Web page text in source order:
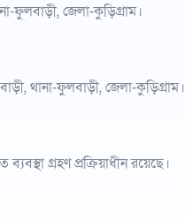
ফুলবাড়ী, জেলা-কুড়িগ্রাম।
থানা-ফুলবাড়ী, জেলা-কুড়িগ্রাম।
গ্রহণ প্রক্রিয়াধীন রয়েছে।